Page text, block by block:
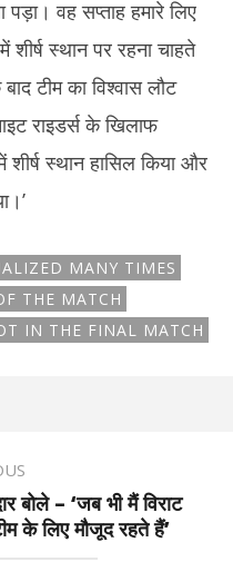
वह सप्ताह हमारे लिए
शीर्ष स्थान पर रहना चाहते
टीम का विश्वास लौट
राइडर्स के खिलाफ
शीर्ष स्थान हासिल किया और
MANY TIMES
THE MATCH
IN THE FINAL MATCH
बोले – ‘जब भी मैं विराट
के लिए मौजूद रहते हैं’